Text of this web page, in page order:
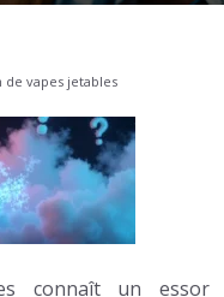
vapes jetables
connaît un essor